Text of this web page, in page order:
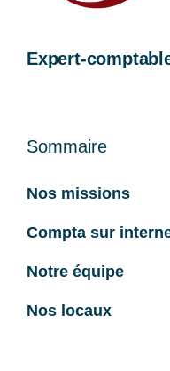
Expert-
Sommaire
Nos missions
Compta sur
Notre équipe
Nos locaux